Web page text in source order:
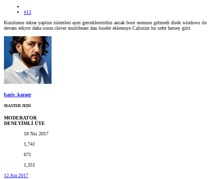
#13
Kurulumu tekrar yaptim islemleri ayni gerceklestirdim ancak boot menusu gelmedi direk windows ile
devam ediyor daha sonra clover multibeast dan looder eklemeye Calistim bu sefer hersey gitti
baris_karaer
MASTER JEDI
MODERATOR
DENEYİMLİ ÜYE
18 Nis 2017
1,741
671
1,351
12 Ara 2017